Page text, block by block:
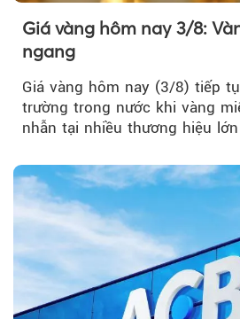
Giá vàng hôm nay 3/8:
ngang
Giá vàng hôm nay (3/8) tiếp
trường trong nước khi vàng
nhẫn tại nhiều thương hiệu